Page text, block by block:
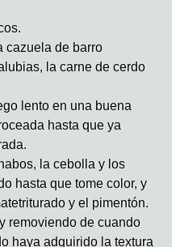
cazuela de barro
la carne de cerdo
lento en una buena
hasta que ya
la cebolla y los
hasta que tome color, y
y el pimentón.
removiendo de cuando
haya adquirido la textura